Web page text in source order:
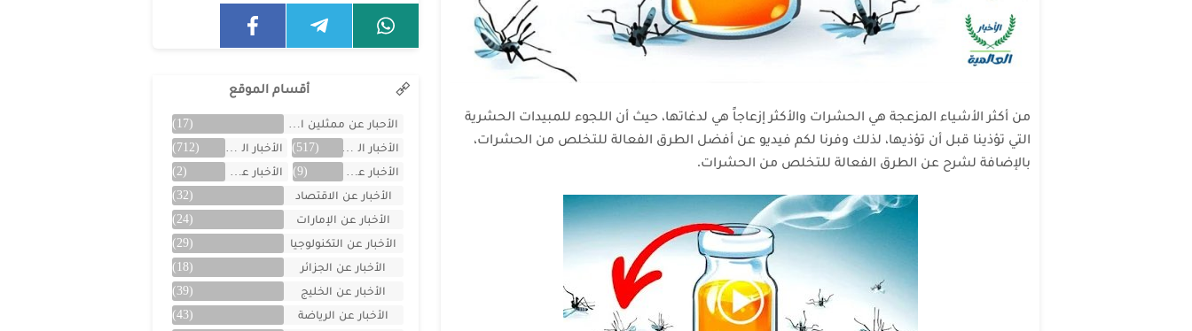
من أكثر الأشياء المزعجة هي الحشرات والأكثر إزعاجاً هي لدغاتها، حيث أن اللجوء للمبيدات الحشرية
التي تؤذينا قبل أن تؤذيها، لذلك وفرنا لكم فيديو عن أفضل الطرق الفعالة للتخلص من الحشرات،
بالإضافة لشرح عن الطرق الفعالة للتخلص من الحشرات.
أقسام الموقع
الأحبار عن ممثلين الخليج
(17)
الأخبار العالمية
(517) الأخبار المتنوعة
(712)
الأخبار عن الأردن
(9) الأخبار عن الأفلام
(2)
الأخبار عن الاقتصاد
(32)
الأخبار عن الإمارات
(24)
الأخبار عن التكنولوجيا
(29)
الأخبار عن الجزائر
(18)
الأخبار عن الخليج
(39)
الأخبار عن الرياضة
(43)